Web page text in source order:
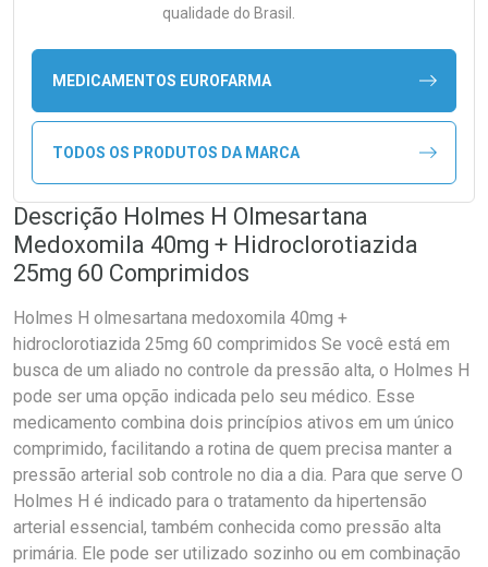
qualidade do Brasil.
MEDICAMENTOS EUROFARMA
TODOS OS PRODUTOS DA MARCA
Descrição Holmes H Olmesartana
Medoxomila 40mg + Hidroclorotiazida
25mg 60 Comprimidos
Holmes H olmesartana medoxomila 40mg +
hidroclorotiazida 25mg 60 comprimidos Se você está em
busca de um aliado no controle da pressão alta, o Holmes H
pode ser uma opção indicada pelo seu médico. Esse
medicamento combina dois princípios ativos em um único
comprimido, facilitando a rotina de quem precisa manter a
pressão arterial sob controle no dia a dia. Para que serve O
Holmes H é indicado para o tratamento da hipertensão
arterial essencial, também conhecida como pressão alta
primária. Ele pode ser utilizado sozinho ou em combinação